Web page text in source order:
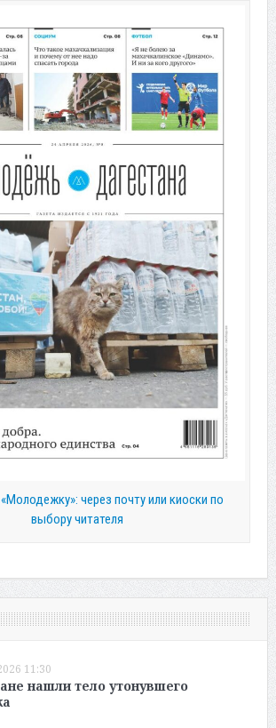
через почту или киоски по
выбору читателя
11:30
нашли тело утонувшего